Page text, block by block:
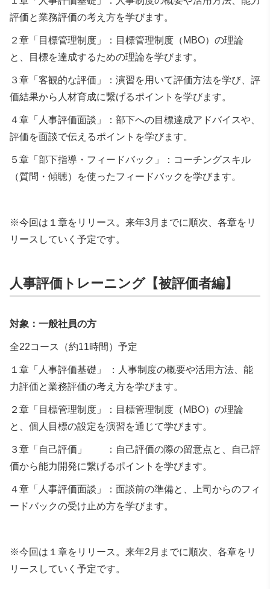
評価と業務評価の考え方を学びます。
２章「目標管理制度」：目標管理制度（MBO）の理論
と、目標を達成するための理論を学びます。
３章「客観的な評価」：演習を用いて評価方法を学び、評
価結果から人材育成に繋げるポイントを学びます。
４章「人事評価面談」：部下への目標達成アドバイスや、
評価を面談で伝えるポイントを学びます。
５章「部下指導・フィードバック」：コーチングスキル
（質問・傾聴）を使ったフィードバックを学びます。
※今回は１章をリリース。来年3月までに順次、各章をリ
リースしていく予定です。
人事評価トレーニング【被評価者編】
対象：一般社員の方
全22コース（約11時間）予定
１章「人事評価基礎」 ：人事制度の概要や活用方法、能
力評価と業務評価の考え方を学びます。
２章「目標管理制度」：目標管理制度（MBO）の理論
と、個人目標の設定を演習を通じて学びます。
３章「自己評価」 ：自己評価の際の留意点と、自己評
価から能力開発に繋げるポイントを学びます。
４章「人事評価面談」：面談前の準備と、上司からのフィ
ードバックの受け止め方を学びます。
※今回は１章をリリース。来年2月までに順次、各章をリ
リースしていく予定です。